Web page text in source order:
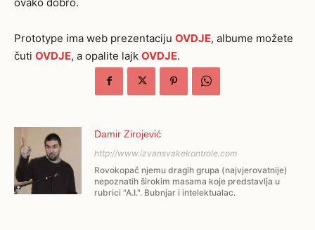
Prototype ima web prezentaciju OVDJE, albume možete
čuti OVDJE, a opalite lajk OVDJE.
Damir Zirojević
http://www.izvansvakekontrole.com
Rovokopač njemu dragih grupa (najvjerovatnije)
nepoznatih širokim masama koje predstavlja u
rubrici "A.I.". Bubnjar i intelektualac.